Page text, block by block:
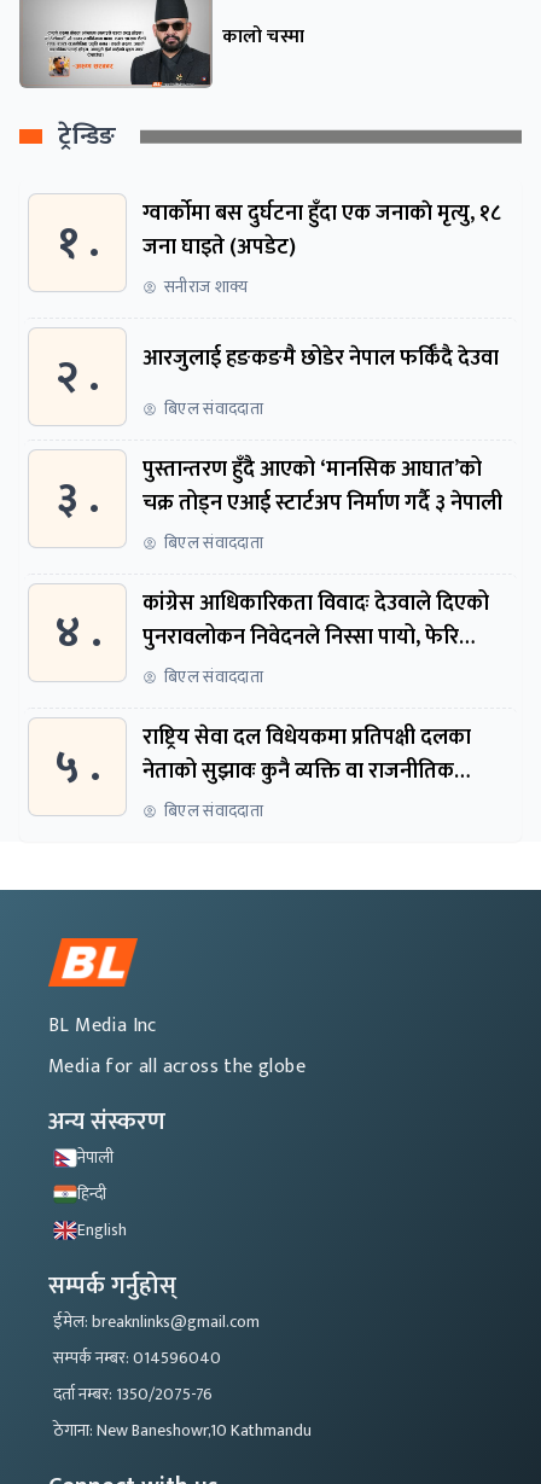
कालो चस्मा
ट्रेन्डिङ
१ .
ग्वार्काेमा बस दुर्घटना हुँदा एक जनाकाे मृत्यु, १८
जना घाइते (अपडेट)
सनीराज शाक्य
२ . आरजुलाई हङकङमै छोडेर नेपाल फर्किँदै देउवा
बिएल संवाददाता
३ .
पुस्तान्तरण हुँदै आएको ‘मानसिक आघात’को
चक्र तोड्न एआई स्टार्टअप निर्माण गर्दै ३ नेपाली
बिएल संवाददाता
४ .
कांग्रेस आधिकारिकता विवादः देउवाले दिएको
पुनरावलोकन निवेदनले निस्सा पायो, फेरि
सुरुदेखि सुनुवाइ हुने
बिएल संवाददाता
५ .
राष्ट्रिय सेवा दल विधेयकमा प्रतिपक्षी दलका
नेताको सुझावः कुनै व्यक्ति वा राजनीतिक
नेतृत्वबाट निर्देशित हुने संस्था नबनोस्
बिएल संवाददाता
BL Media Inc
Media for all across the globe
अन्य संस्करण
नेपाली
हिन्दी
English
सम्पर्क गर्नुहोस्
ईमेल: breaknlinks@gmail.com
सम्पर्क नम्बर: 014596040
दर्ता नम्बर: 1350/2075-76
ठेगाना: New Baneshowr,10 Kathmandu